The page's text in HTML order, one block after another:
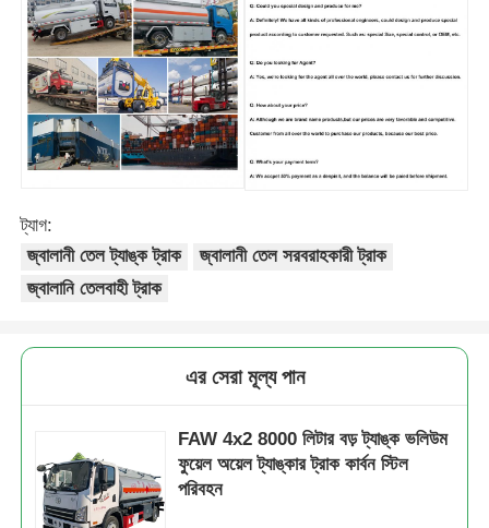
ট্যাগ:
জ্বালানী তেল ট্যাঙ্ক ট্রাক
জ্বালানী তেল সরবরাহকারী ট্রাক
জ্বালানি তেলবাহী ট্রাক
এর সেরা মূল্য পান
FAW 4x2 8000 লিটার বড় ট্যাঙ্ক ভলিউম
ফুয়েল অয়েল ট্যাঙ্কার ট্রাক কার্বন স্টিল
পরিবহন